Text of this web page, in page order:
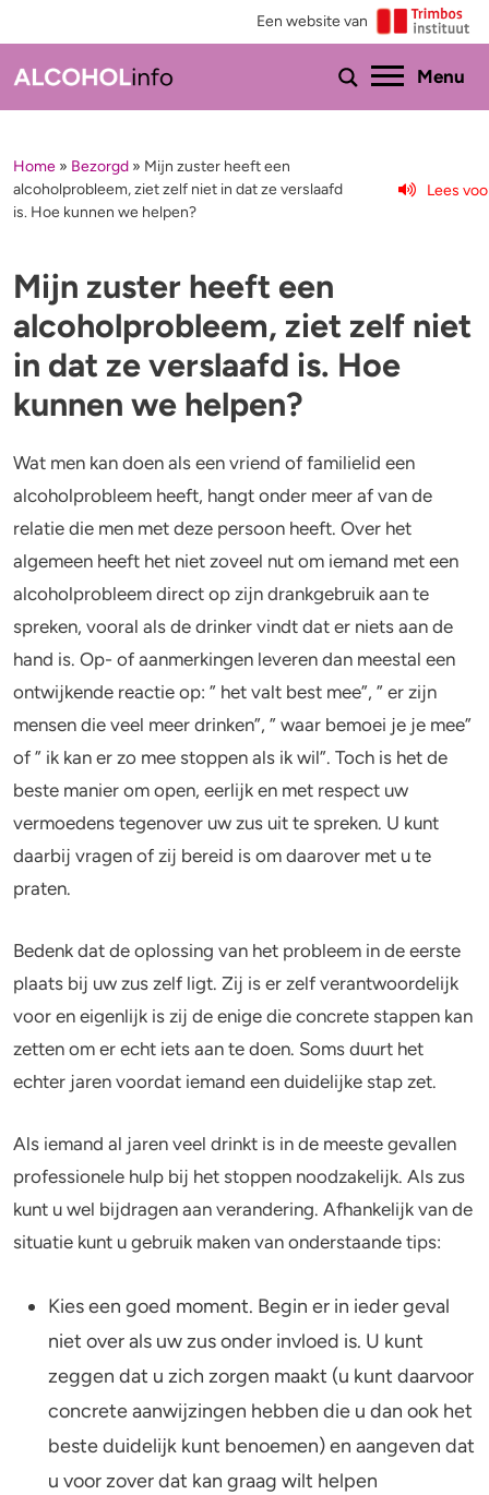
Een website van
Menu
Menu
Feiten & tips
Effecten en risico’s
Minder drinken of stoppen?
Bezorgd om iemand
Gezondheid
Mentale gezondheid
Verslaving
Kinderwens & zwangerschap
Verkeer
Wet
Alcohol en medicijnen
Test jezelf
Test je drinkgedrag
Test je kennis
Uitgebreide drinktest
Wat drink jij?
Alcohol en opvoeden
Standaardglazen en calorieën berekenen
Feiten en Fabels
Home » Bezorgd » Mijn zuster heeft een
alcoholprobleem, ziet zelf niet in dat ze verslaafd
is. Hoe kunnen we helpen?
Lees
Mijn zuster heeft een
alcoholprobleem, ziet zelf niet
in dat ze verslaafd is. Hoe
kunnen we helpen?
Wat men kan doen als een vriend of familielid een
alcoholprobleem heeft, hangt onder meer af van de
relatie die men met deze persoon heeft. Over het
algemeen heeft het niet zoveel nut om iemand met een
alcoholprobleem direct op zijn drankgebruik aan te
spreken, vooral als de drinker vindt dat er niets aan de
hand is. Op- of aanmerkingen leveren dan meestal een
ontwijkende reactie op: ” het valt best mee”, ” er zijn
mensen die veel meer drinken”, ” waar bemoei je je mee”
of ” ik kan er zo mee stoppen als ik wil”. Toch is het de
beste manier om open, eerlijk en met respect uw
vermoedens tegenover uw zus uit te spreken. U kunt
daarbij vragen of zij bereid is om daarover met u te
praten.
Bedenk dat de oplossing van het probleem in de eerste
plaats bij uw zus zelf ligt. Zij is er zelf verantwoordelijk
voor en eigenlijk is zij de enige die concrete stappen kan
zetten om er echt iets aan te doen. Soms duurt het
echter jaren voordat iemand een duidelijke stap zet.
Als iemand al jaren veel drinkt is in de meeste gevallen
professionele hulp bij het stoppen noodzakelijk. Als zus
kunt u wel bijdragen aan verandering. Afhankelijk van de
situatie kunt u gebruik maken van onderstaande tips:
Kies een goed moment. Begin er in ieder geval
niet over als uw zus onder invloed is. U kunt
zeggen dat u zich zorgen maakt (u kunt daarvoor
concrete aanwijzingen hebben die u dan ook het
beste duidelijk kunt benoemen) en aangeven dat
u voor zover dat kan graag wilt helpen